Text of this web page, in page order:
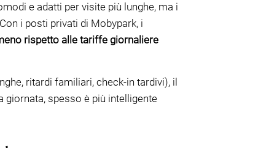
e adatti per visite più lunghe, ma i
i posti privati di Mobypark, i
rispetto alle tariffe giornaliere
ritardi familiari, check-in tardivi), il
giornata, spesso è più intelligente